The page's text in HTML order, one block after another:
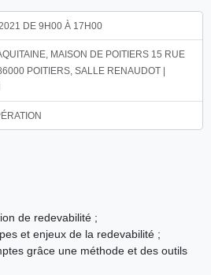
DE 9H00 À 17H00
MAISON DE POITIERS 15 RUE
POITIERS, SALLE RENAUDOT |
de redevabilité ;
et enjeux de la redevabilité ;
grâce une méthode et des outils